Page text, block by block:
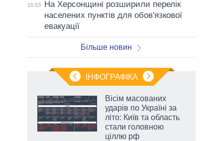
15:53
На Херсонщині розширили перелік
населених пунктів для обов'язкової
евакуації
Більше новин
ІНФОГРАФІКА
Вісім масованих
ударів по Україні за
літо: Київ та область
стали головною
ціллю рф